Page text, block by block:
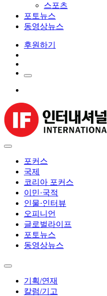
스포츠
포토뉴스
동영상뉴스
후원하기
포커스
국제
코리아 포커스
이민·국적
인물·인터뷰
오피니언
글로벌라이프
포토뉴스
동영상뉴스
기획/연재
칼럼/기고